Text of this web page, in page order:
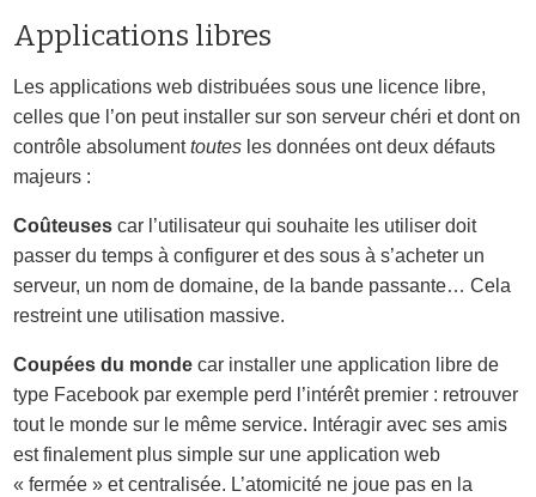
Applications libres
Les applications web distribuées sous une licence libre,
celles que l’on peut installer sur son serveur chéri et dont on
contrôle absolumenttoutes les données ont deux défauts
majeurs :
Coûteuses car l’utilisateur qui souhaite les utiliser doit
passer du temps à configurer et des sous à s’acheter un
serveur, un nom de domaine, de la bande passante… Cela
restreint une utilisation massive.
Coupées du monde car installer une application libre de
type Facebook par exemple perd l’intérêt premier : retrouver
tout le monde sur le même service. Intéragir avec ses amis
est finalement plus simple sur une application web
« fermée » et centralisée. L’atomicité ne joue pas en la